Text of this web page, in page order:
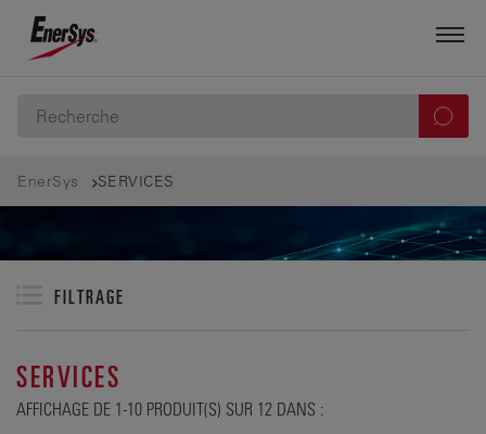
EnerSys SERVICES
FILTRAGE
SERVICES
AFFICHAGE DE 1-10 PRODUIT(S) SUR 12 DANS :